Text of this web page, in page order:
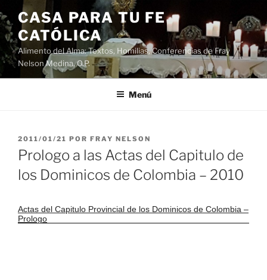
Saltar
al
contenido
CASA PARA TU FE
CATÓLICA
Alimento del Alma: Textos, Homilias, Conferencias de Fray
Nelson Medina, O.P.
Menú
PUBLICADO
EL
2011/01/21 POR FRAY NELSON
Prologo a las Actas del Capitulo de
los Dominicos de Colombia – 2010
Actas del Capitulo Provincial de los Dominicos de Colombia –
Prologo